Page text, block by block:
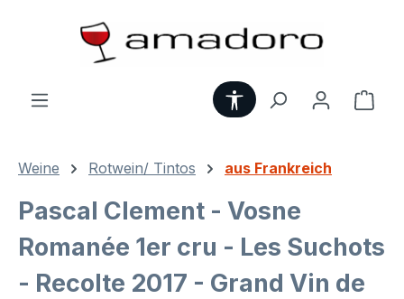
Zum Hauptinhalt springen
Werkzeugleiste
Weine Rotwein/ Tintos aus Frankreich
Pascal Clement - Vosne
Romanée 1er cru - Les Suchots
- Recolte 2017 - Grand Vin de